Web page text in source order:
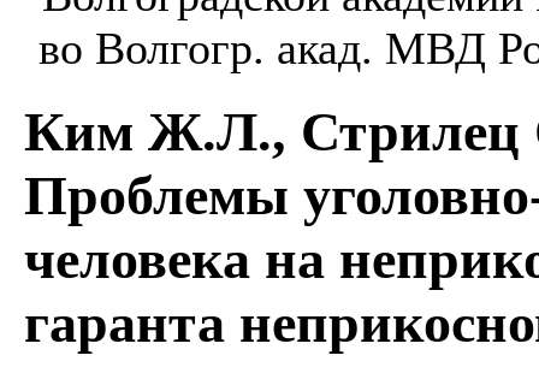
во Волгогр. акад. МВД
Ким Ж.Л., Стрилец
Проблемы
человека на
гаранта